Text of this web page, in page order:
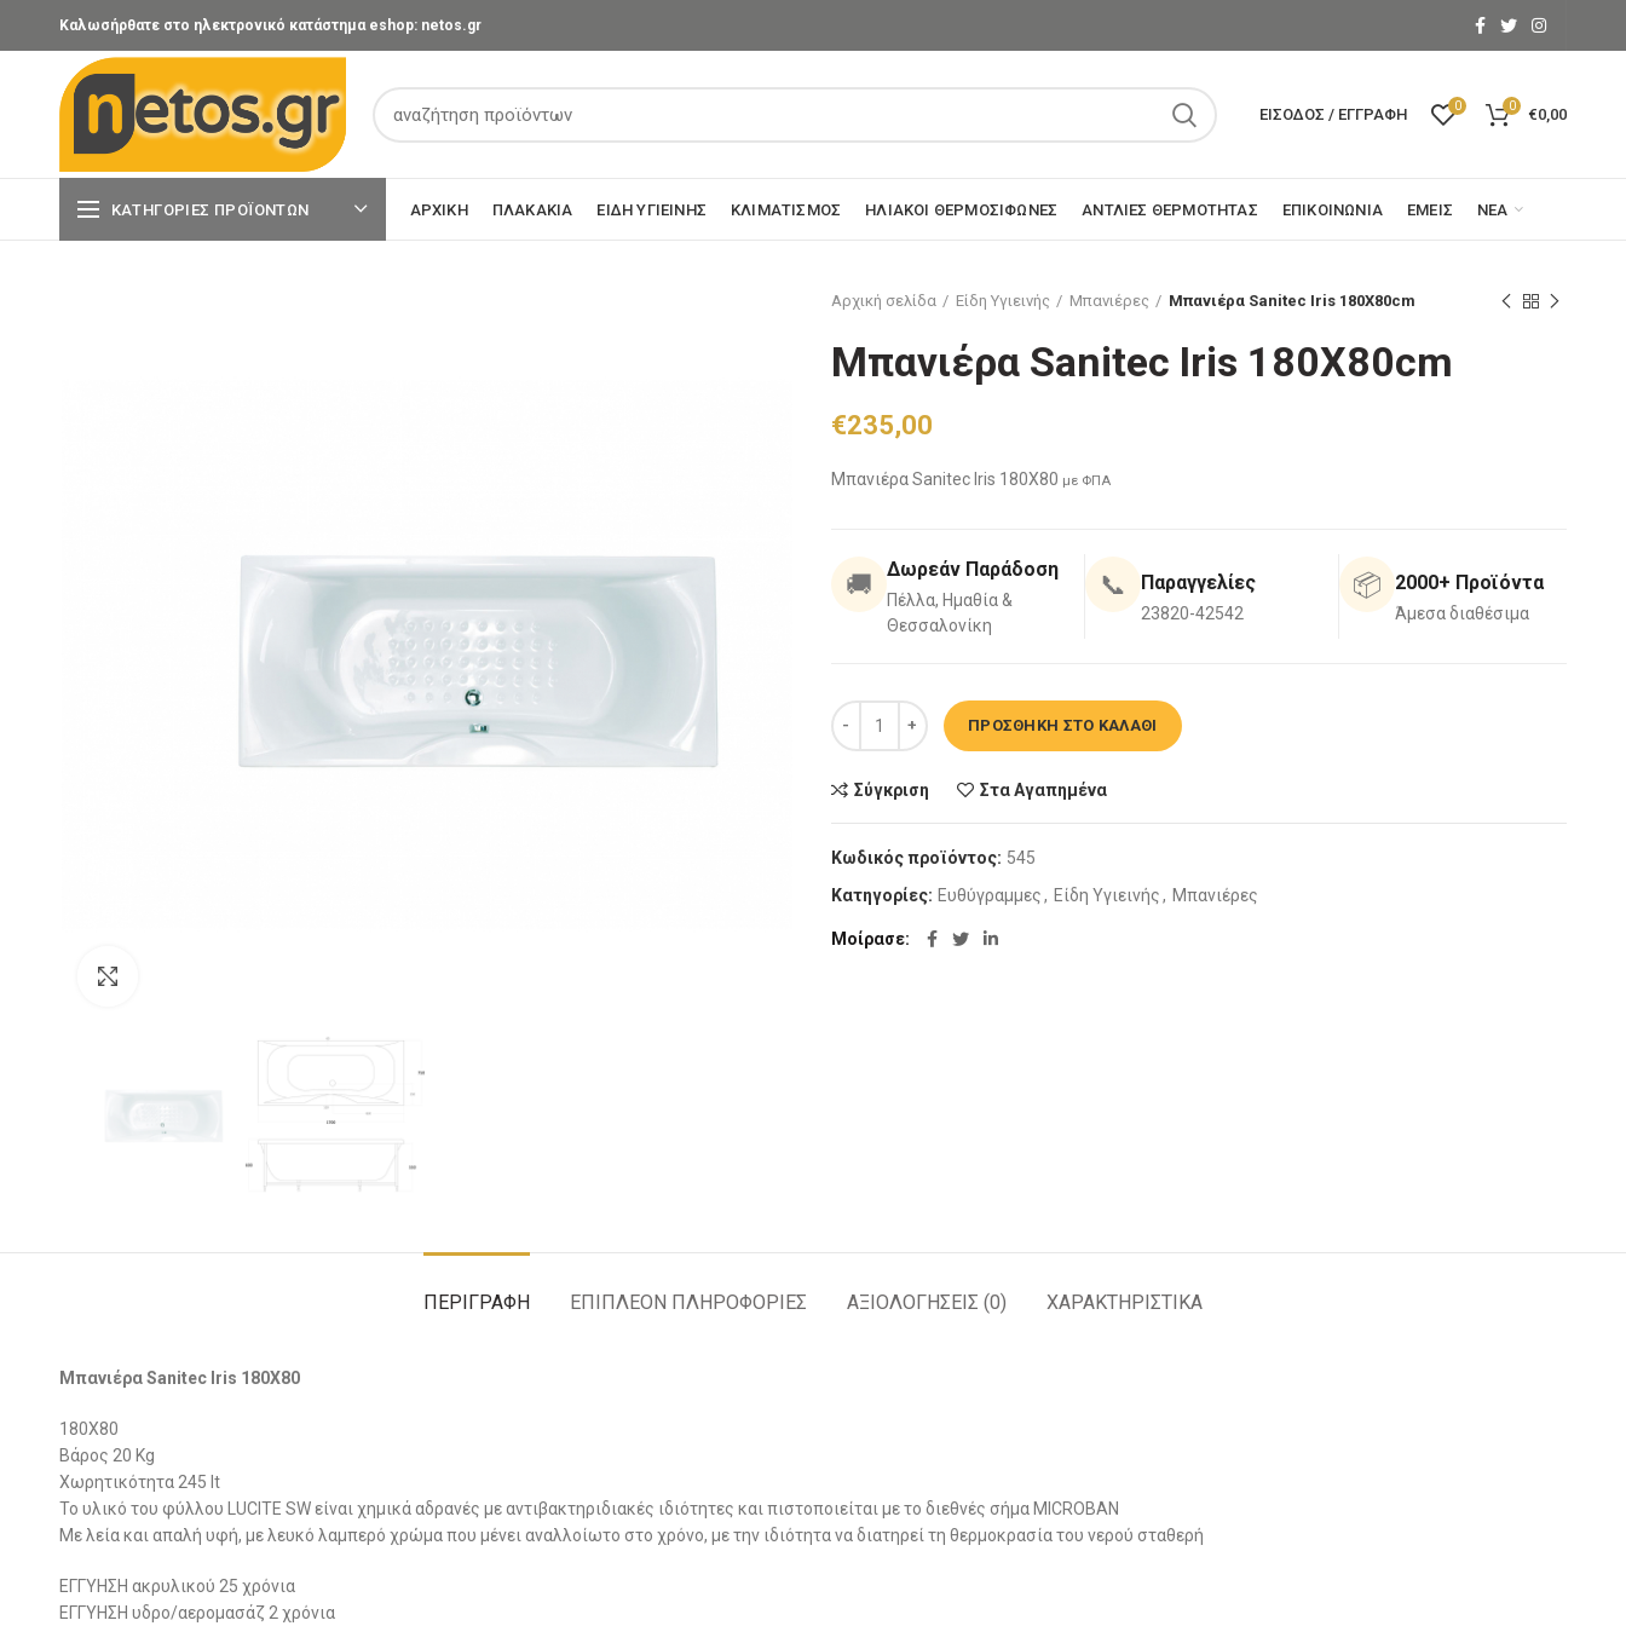
Καλωσήρθατε στο ηλεκτρονικό κατάστημα eshop: netos.gr
ΕΊΣΟΔΟΣ / ΕΓΓΡΑΦΉ 0 0 €0,00
ΚΑΤΗΓΟΡΊΕΣ ΠΡΟΪΌΝΤΩΝ ΑΡΧΙΚΉ ΠΛΑΚΆΚΙΑ ΕΊΔΗ ΥΓΙΕΙΝΉΣ ΚΛΙΜΑΤΙΣΜΌΣ ΗΛΙΑΚΟΊ ΘΕΡΜΟΣΊΦΩΝΕΣ ΑΝΤΛΊΕΣ ΘΕΡΜΌΤΗΤΑΣ ΕΠΙΚΟΙΝΩΝΊΑ ΕΜΕΊΣ ΝΈΑ
Αρχική σελίδα Είδη Υγιεινής Μπανιέρες Μπανιέρα Sanitec Iris 180X80cm
Μπανιέρα Sanitec Iris 180X80cm
€235,00
Μπανιέρα Sanitec Iris 180X80 με ΦΠΑ
🚚 Δωρεάν Παράδοση
Πέλλα, Ημαθία &
Θεσσαλονίκη
📞 Παραγγελίες
23820-42542
📦 2000+ Προϊόντα
Άμεσα διαθέσιμα
Μπανιέρα Sanitec Iris 180X80cm ποσότητα
ΠΡΟΣΘΉΚΗ ΣΤΟ ΚΑΛΆΘΙ
Σύγκριση Στα Αγαπημένα
Κωδικός προϊόντος: 545
Κατηγορίες: Eυθύγραμμες, Είδη Υγιεινής, Μπανιέρες
Μοίρασε
ΠΕΡΙΓΡΑΦΉ ΕΠΙΠΛΈΟΝ ΠΛΗΡΟΦΟΡΊΕΣ ΑΞΙΟΛΟΓΉΣΕΙΣ (0) ΧΑΡΑΚΤΗΡΙΣΤΙΚΑ
Μπανιέρα Sanitec Iris 180X80
180X80
Βάρος 20 Kg
Χωρητικότητα 245 lt
Το υλικό του φύλλου LUCITE SW είναι χημικά αδρανές με αντιβακτηριδιακές ιδιότητες και πιστοποιείται με το διεθνές σήμα MICROBAN
Με λεία και απαλή υφή, με λευκό λαμπερό χρώμα που μένει αναλλοίωτο στο χρόνο, με την ιδιότητα να διατηρεί τη θερμοκρασία του νερού σταθερή
ΕΓΓΥΗΣΗ ακρυλικού 25 χρόνια
ΕΓΓΥΗΣΗ υδρο/αερομασάζ 2 χρόνια